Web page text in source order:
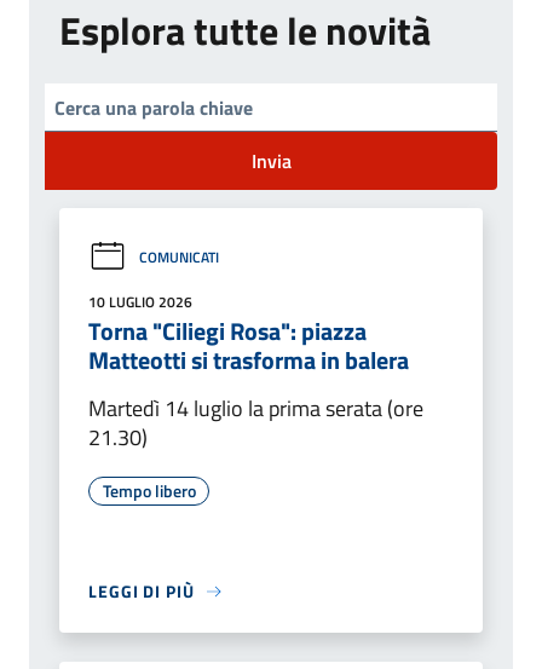
Esplora tutte le novità
Invia
COMUNICATI
10 LUGLIO 2026
Torna "Ciliegi Rosa": piazza
Matteotti si trasforma in balera
Martedì 14 luglio la prima serata (ore
21.30)
Tempo libero
LEGGI DI PIÙ